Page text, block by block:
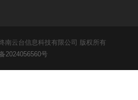
南云台信息科技有限公司 版权所有
2024056560号